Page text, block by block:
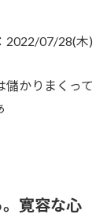
2022/07/28(木)
儲かりまくって
寛容な心